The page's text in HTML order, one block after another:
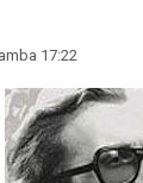
17:22